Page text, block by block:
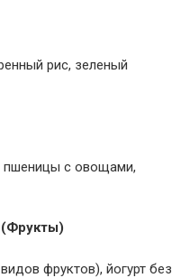
рис, зеленый
пшеницы с овощами,
фруктов), йогурт без